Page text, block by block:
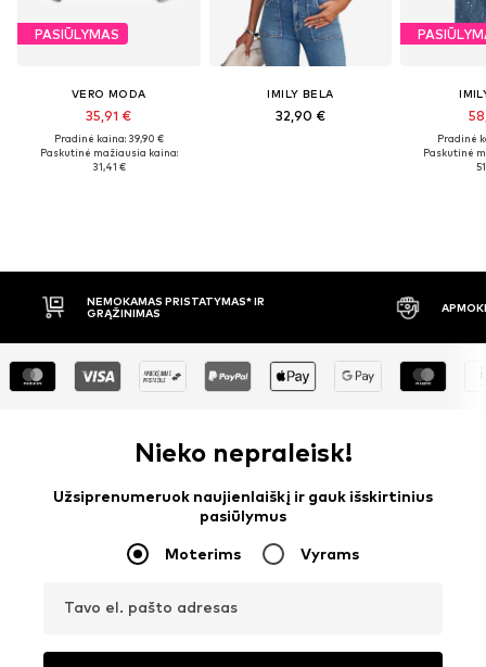
PASIŪLYMAS
VERO MODA
35,91 €
Pradinė kaina: 39,90 €
Paskutinė mažiausia kaina:
31,41 €
IMILY BELA
32,90 €
Pradinė
Paskutinė
PRISTATYMAS* IR
APMOKĖJIMAS PRISTAČIUS
Nieko nepraleisk!
Užsiprenumeruok naujienlaiškį ir gauk išskirtinius
pasiūlymus
Moterims Vyrams
Tavo el. pašto adresas